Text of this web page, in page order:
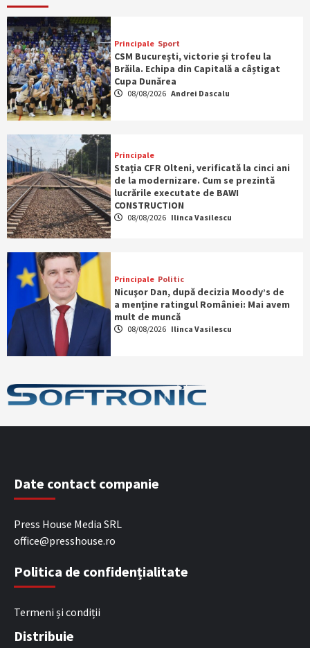
Principale Sport
CSM București, victorie și trofeu la
Brăila. Echipa din Capitală a câștigat
Cupa Dunărea
08/08/2026 Andrei Dascalu
Principale
Stația CFR Olteni, verificată la cinci ani
de la modernizare. Cum se prezintă
lucrările executate de BAWI
CONSTRUCTION
08/08/2026 Ilinca Vasilescu
Principale Politic
Nicuşor Dan, după decizia Moody’s de
a menține ratingul României: Mai avem
mult de muncă
08/08/2026 Ilinca Vasilescu
Date contact companie
Press House Media SRL
office@presshouse.ro
Politica de confidențialitate
Termeni și condiții
Distribuie